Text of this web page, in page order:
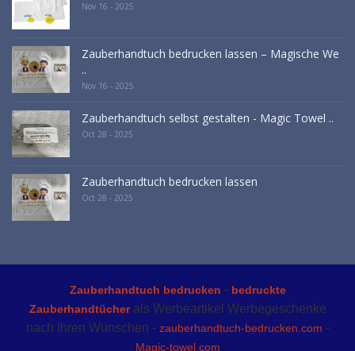
Nov 16 - 2025
Zauberhandtuch bedrucken lassen – Magische We
..
Nov 16 - 2025
Zauberhandtuch selbst gestalten - Magic Towel ..
Oct 28 - 2025
Zauberhandtuch bedrucken lassen
Oct 28 - 2025
Zauberhandtuch bedrucken - bedruckte
Zauberhandtücherals Werbeartikel Werbegeschenke
nach Ihren Wünschen - zauberhandtuch-bedrucken.com -
Magic-towel.com